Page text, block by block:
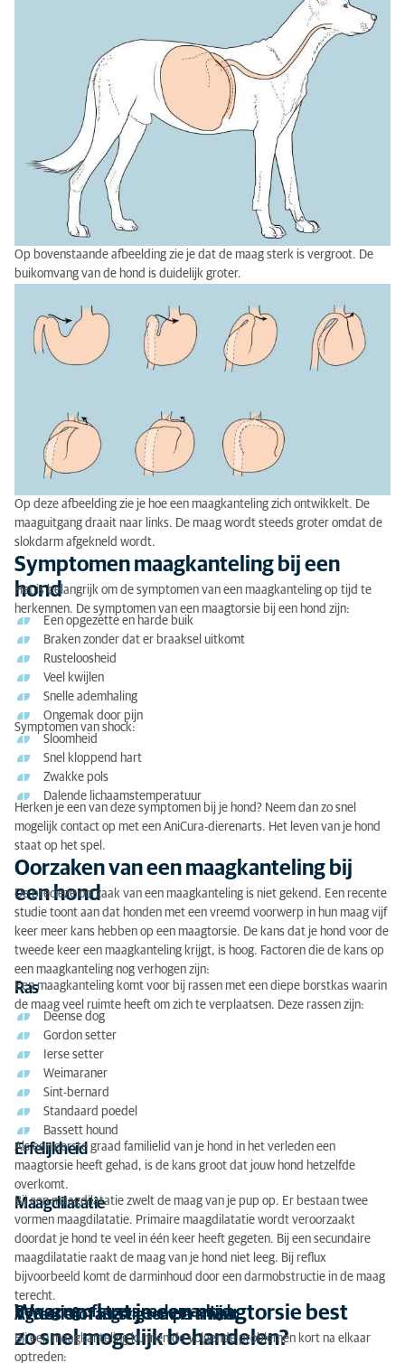
Op bovenstaande afbeelding zie je dat de maag sterk is vergroot. De
buikomvang van de hond is duidelijk groter.
Op deze afbeelding zie je hoe een maagkanteling zich ontwikkelt. De
maaguitgang draait naar links. De maag wordt steeds groter omdat de
slokdarm afgekneld wordt.
Symptomen maagkanteling bij een
hond
Het is belangrijk om de symptomen van een maagkanteling op tijd te
herkennen. De symptomen van een maagtorsie bij een hond zijn:
Een opgezette en harde buik
Braken zonder dat er braaksel uitkomt
Rusteloosheid
Veel kwijlen
Snelle ademhaling
Ongemak door pijn
Symptomen van shock:
Sloomheid
Snel kloppend hart
Zwakke pols
Dalende lichaamstemperatuur
Herken je een van deze symptomen bij je hond? Neem dan zo snel
mogelijk contact op met een AniCura-dierenarts. Het leven van je hond
staat op het spel.
Oorzaken van een maagkanteling bij
een hond
De precieze oorzaak van een maagkanteling is niet gekend. Een recente
studie toont aan dat honden met een vreemd voorwerp in hun maag vijf
keer meer kans hebben op een maagtorsie. De kans dat je hond voor de
tweede keer een maagkanteling krijgt, is hoog. Factoren die de kans op
een maagkanteling nog verhogen zijn:
Ras
Een maagkanteling komt voor bij rassen met een diepe borstkas waarin
de maag veel ruimte heeft om zich te verplaatsen. Deze rassen zijn:
Deense dog
Gordon setter
Ierse setter
Weimaraner
Sint-bernard
Standaard poedel
Bassett hound
Erfelijkheid
Als een eerste graad familielid van je hond in het verleden een
maagtorsie heeft gehad, is de kans groot dat jouw hond hetzelfde
overkomt.
Maagdilatatie
Bij een maagdilatatie zwelt de maag van je pup op. Er bestaan twee
vormen maagdilatatie. Primaire maagdilatatie wordt veroorzaakt
doordat je hond te veel in één keer heeft gegeten. Bij een secundaire
maagdilatatie raakt de maag van je hond niet leeg. Bij reflux
bijvoorbeeld komt de darminhoud door een darmobstructie in de maag
terecht.
Agressief of angstig temperament
Beweging of stress na de maaltijd
Waarom laat je een maagtorsie best
zo snel mogelijk behandelen?
Bij een maagkanteling kunnen de volgende problemen kort na elkaar
optreden: